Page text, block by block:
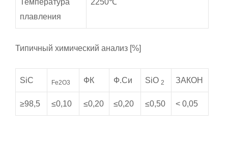
плавления
Типичный химический анализ [%]
SiC Fe2O3 ФК Ф.Си SiO 2 ЗАКОН
≥98,5 ≤0,10 ≤0,20 ≤0,20 ≤0,50 < 0,05